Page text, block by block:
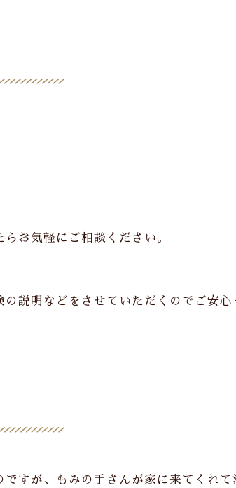
お気軽にご相談ください。
説明などをさせていただくのでご安心
すが、もみの手さんが家に来てくれて